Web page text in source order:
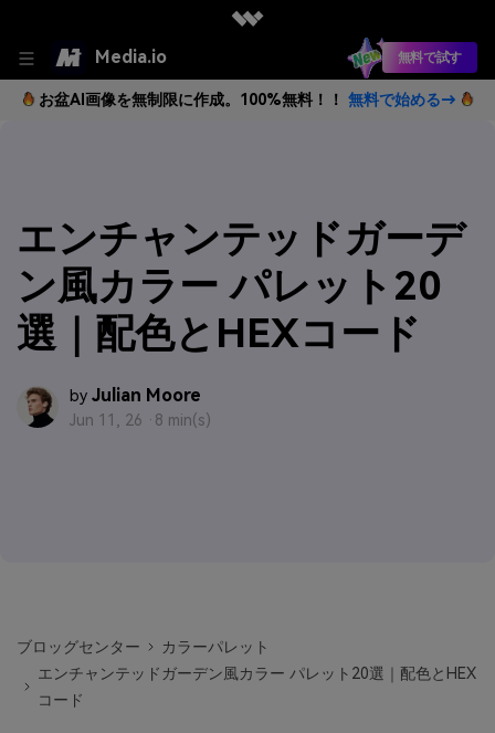
Media.io 無料で試す
お盆AI画像を無制限に作成。100%無料！！ 無料で始める→
エンチャンテッドガーデ
ン風カラー パレット20
選｜配色とHEXコード
by Julian Moore
Jun 11, 26 · 8 min(s)
ブロッグセンター
カラーパレット
エンチャンテッドガーデン風カラー パレット20選｜配色とHEX
コード